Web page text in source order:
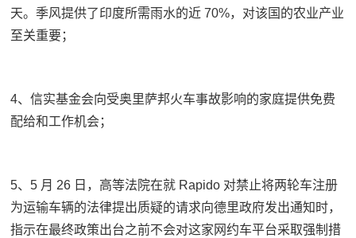
天。季风提供了印度所需雨水的近 70%，对该国的农业产业
至关重要；
4、信实基金会向受奥里萨邦火车事故影响的家庭提供免费
配给和工作机会；
5、5 月 26 日，高等法院在就 Rapido 对禁止将两轮车注册
为运输车辆的法律提出质疑的请求向德里政府发出通知时，
指示在最终政策出台之前不会对这家网约车平台采取强制措